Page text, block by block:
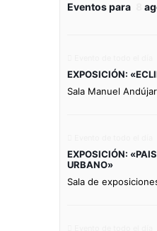
Eventos para
EXPOSICIÓN:
Sala Manuel
EXPOSICIÓN:
URBANO»
Sala de